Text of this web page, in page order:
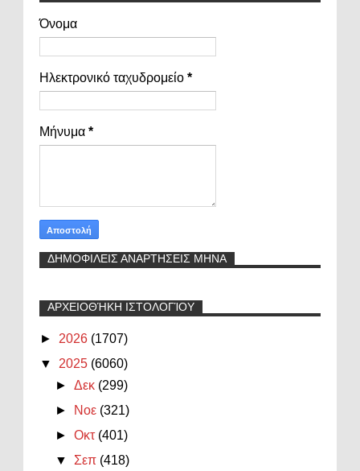
Όνομα
Ηλεκτρονικό ταχυδρομείο *
Μήνυμα *
ΔΗΜΟΦΙΛΕΙΣ ΑΝΑΡΤΗΣΕΙΣ ΜΗΝΑ
ΑΡΧΕΙΟΘΉΚΗ ΙΣΤΟΛΟΓΊΟΥ
► 2026 (1707)
▼ 2025 (6060)
►Δεκ (299)
►
Νοε (321)
►Οκτ (401)
▼ Σεπ (418)